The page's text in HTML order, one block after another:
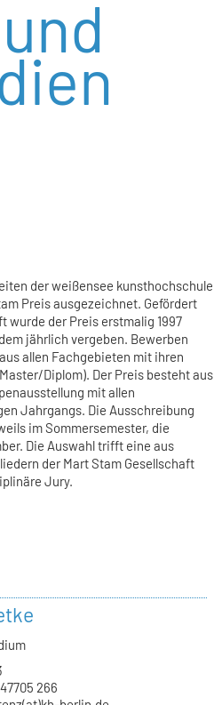
der weißensee kunsthochschule
Preis ausgezeichnet. Gefördert
wurde der Preis erstmalig 1997
jährlich vergeben. Bewerben
allen Fachgebieten mit ihren
Diplom). Der Preis besteht aus
mit allen
Jahrgangs. Die Ausschreibung
im Sommersemester, die
Die Auswahl trifft eine aus
der Mart Stam Gesellschaft
Jury.
266